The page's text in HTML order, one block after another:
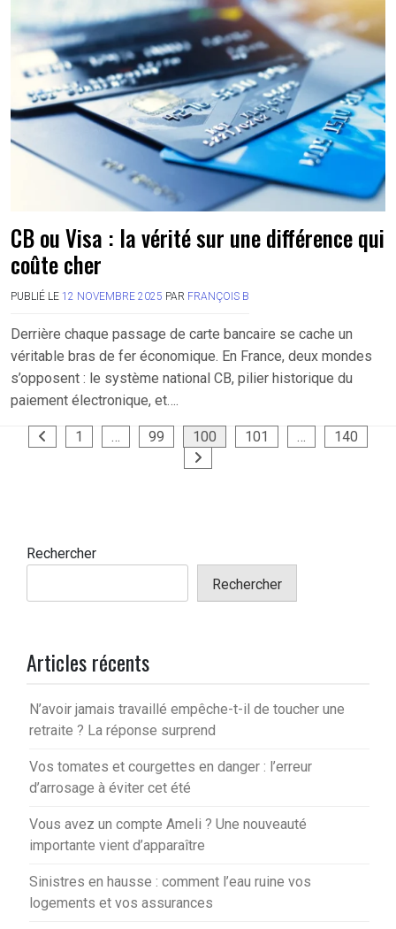
CB ou Visa : la vérité sur une différence qui
coûte cher
PUBLIÉ LE 12 NOVEMBRE 2025 PAR FRANÇOIS B
Derrière chaque passage de carte bancaire se cache un
véritable bras de fer économique. En France, deux mondes
s’opposent : le système national CB, pilier historique du
paiement électronique, et….
Pagination
1 … 99 100 101 … 140
Rechercher
Rechercher
Articles récents
N’avoir jamais travaillé empêche-t-il de toucher une
retraite ? La réponse surprend
Vos tomates et courgettes en danger : l’erreur
d’arrosage à éviter cet été
Vous avez un compte Ameli ? Une nouveauté
importante vient d’apparaître
Sinistres en hausse : comment l’eau ruine vos
logements et vos assurances